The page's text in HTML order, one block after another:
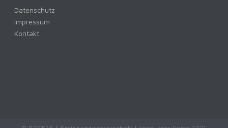
Datenschutz
Impressum
Kontakt